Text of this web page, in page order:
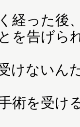
経った後
を告げら
けないん
術を受け